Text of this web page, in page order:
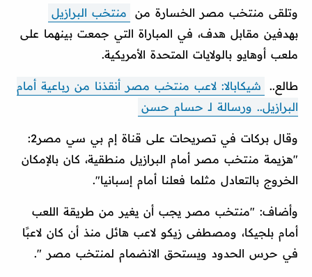
وتلقى منتخب مصر الخسارة من
منتخب البرازيل
بهدفين مقابل هدف، في المباراة التي جمعت بينهما على
ملعب أوهايو بالولايات المتحدة الأمريكية.
طالع..
شيكابالا: لاعب منتخب مصر أنقذنا من رباعية أمام
البرازيل.. ورسالة لـ حسام حسن
وقال بركات في تصريحات على قناة إم بي سي مصر2:
"هزيمة منتخب مصر أمام البرازيل منطقية، كان بالإمكان
الخروج بالتعادل مثلما فعلنا أمام إسبانيا".
وأضاف: "منتخب مصر يجب أن يغير من طريقة اللعب
أمام بلجيكا، ومصطفى زيكو لاعب هائل منذ أن كان لاعبًا
في حرس الحدود ويستحق الانضمام لمنتخب مصر ".